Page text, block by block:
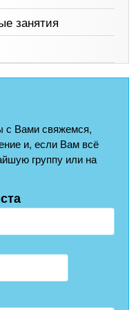
занятия
с Вами свяжемся,
и, если Вам всё
группу или на